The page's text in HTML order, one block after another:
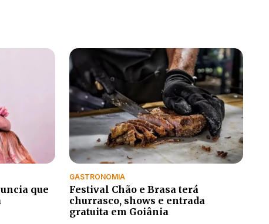
que
GASTRONOMIA
Festival Chão e Brasa terá
churrasco, shows e entrada
gratuita em Goiânia